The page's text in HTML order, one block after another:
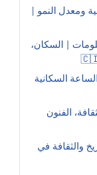
السكانية ومعدل النمو |
| السكان،
البوسنة والهرسك 2026 – الساعة السكانية
الفنون
والثقافة في